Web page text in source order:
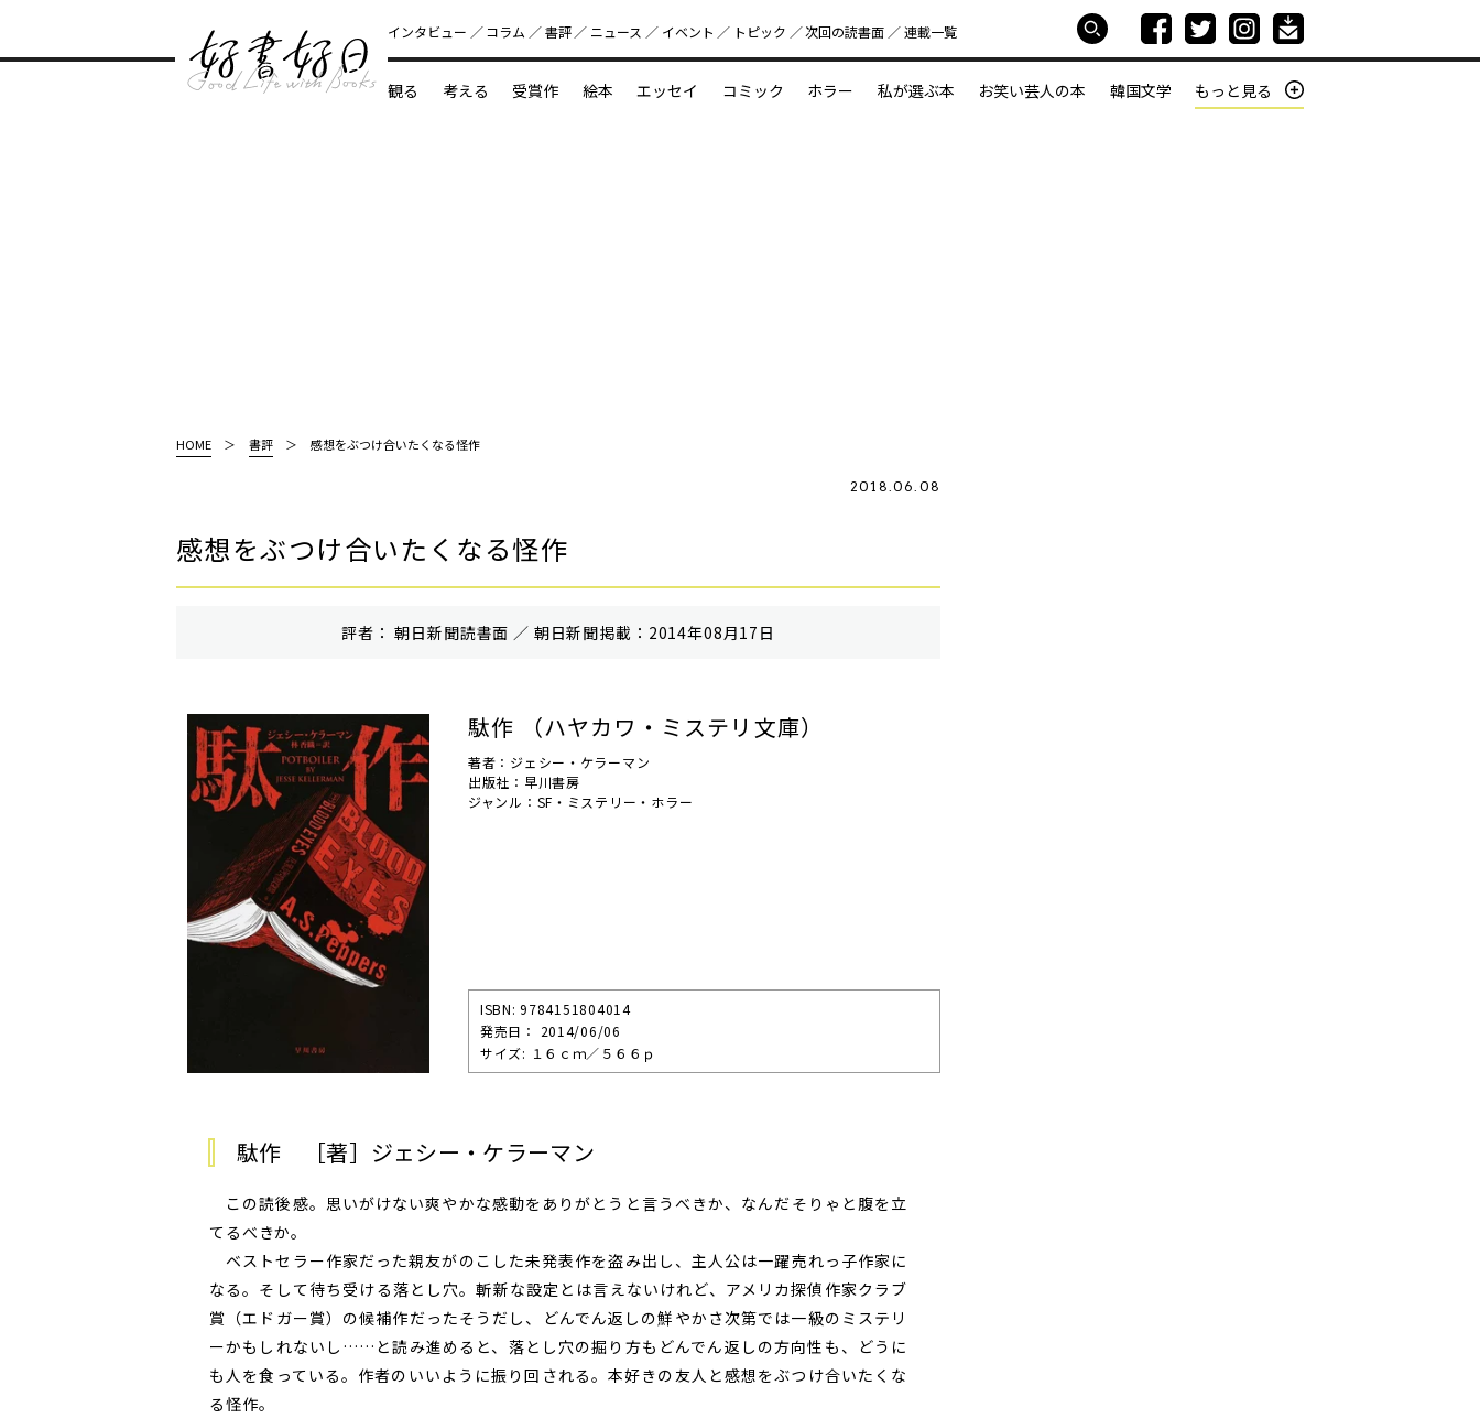
好書好日
インタビュー コラム 書評 ニュース イベント トピック 次回の読書⾯ 連載一覧
観る 考える 受賞作 絵本 エッセイ コミック ホラー 私が選ぶ本 お笑い芸人の本 韓国文学 もっと見る
HOME 書評 感想をぶつけ合いたくなる怪作
2018.06.08
感想をぶつけ合いたくなる怪作
評者： 朝日新聞読書面 ／ 朝⽇新聞掲載：2014年08月17日
駄作 （ハヤカワ・ミステリ文庫）
著者：ジェシー・ケラーマン
出版社：早川書房
ジャンル：SF・ミステリー・ホラー
ISBN: 9784151804014
発売⽇： 2014/06/06
サイズ: １６ｃｍ／５６６ｐ
駄作 ［著］ジェシー・ケラーマン
この読後感。思いがけない爽やかな感動をありがとうと言うべきか、なんだそりゃと腹を立
てるべきか。
ベストセラー作家だった親友がのこした未発表作を盗み出し、主人公は一躍売れっ子作家に
なる。そして待ち受ける落とし穴。斬新な設定とは言えないけれど、アメリカ探偵作家クラブ
賞（エドガー賞）の候補作だったそうだし、どんでん返しの鮮やかさ次第では一級のミステリ
ーかもしれないし……と読み進めると、落とし穴の掘り方もどんでん返しの方向性も、どうに
も人を食っている。作者のいいように振り回される。本好きの友人と感想をぶつけ合いたくな
る怪作。